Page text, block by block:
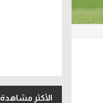
الأكثر مشاهدة